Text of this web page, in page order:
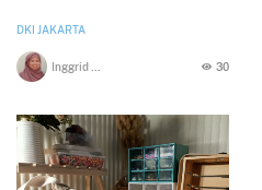
DKI JAKARTA
30